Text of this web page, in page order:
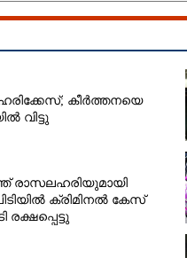
കീർത്തനയെ
വിട്ടു
രാസലഹരിയുമായി
ക്രിമിനൽ കേസ്
രക്ഷപ്പെട്ടു